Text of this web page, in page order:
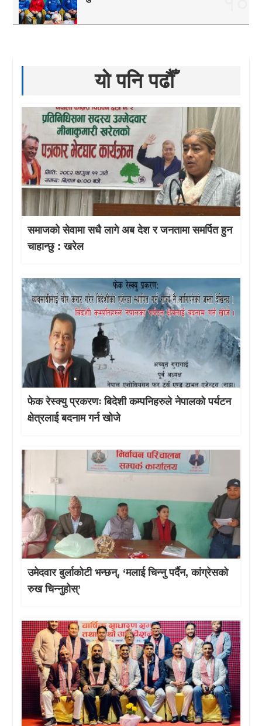
यो पनि पढौँ
समाजको सेवामा सधै लागे अब देश र जनतामा समर्पित हुन
चाहान्छु : खरेल
फेक रेस्क्यु प्रकरणः बिदेशी कम्पनिहरुले नेपालको पर्यटन
क्षेत्रलाई बदनाम गर्न खोजे
उमेदवार बुर्लाकोटी भन्छन्, ‘मलाई चिन्नु पर्दैन, कांग्रेसको
रुख चिन्नुहोस्’